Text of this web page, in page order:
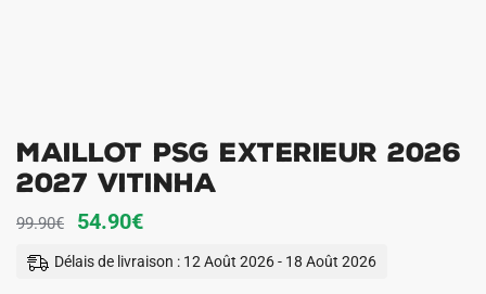
Maillot PSG Exterieur 2026
2027 Vitinha
99.90€
Le
prix
54.90€Le
prix
Délais de livraison : 12 Août 2026 - 18 Août 2026